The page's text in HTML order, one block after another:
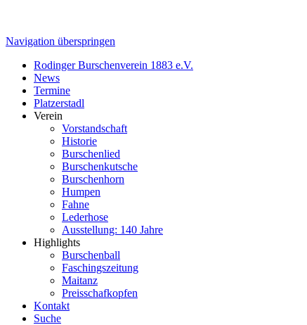
Navigation überspringen
Rodinger Burschenverein 1883 e.V.
News
Termine
Platzerstadl
Verein
Vorstandschaft
Historie
Burschenlied
Burschenkutsche
Burschenhorn
Humpen
Fahne
Lederhose
Ausstellung: 140 Jahre
Highlights
Burschenball
Faschingszeitung
Maitanz
Preisschafkopfen
Kontakt
Suche